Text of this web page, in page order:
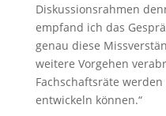
Diskussionsrahmen
empfand ich das
genau diese
weitere Vorgehen
Fachschaftsräte
entwickeln können.“